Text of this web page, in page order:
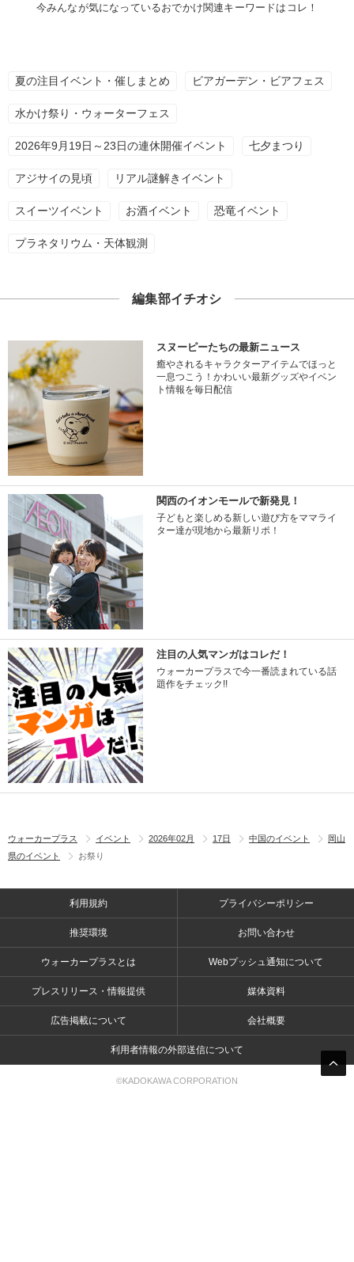
今みんなが気になっているおでかけ関連キーワードはコレ！
夏の注目イベント・催しまとめ ビアガーデン・ビアフェス
水かけ祭り・ウォーターフェス
2026年9月19日～23日の連休開催イベント 七夕まつり
アジサイの見頃 リアル謎解きイベント
スイーツイベント お酒イベント 恐竜イベント
プラネタリウム・天体観測
編集部イチオシ
スヌーピーたちの最新ニュース
癒やされるキャラクターアイテムでほっと
一息つこう！かわいい最新グッズやイベン
ト情報を毎日配信
関西のイオンモールで新発見！
子どもと楽しめる新しい遊び方をママライ
ター達が現地から最新リポ！
注目の人気マンガはコレだ！
ウォーカープラスで今一番読まれている話
題作をチェック!!
ウォーカープラス イベント 2026年02月 17日 中国のイベント
岡山
県のイベント
お祭り
利用規約 プライバシーポリシー
推奨環境 お問い合わせ
ウォーカープラスとは Webプッシュ通知について
プレスリリース・情報提供 媒体資料
広告掲載について 会社概要
利用者情報の外部送信について
©KADOKAWA CORPORATION